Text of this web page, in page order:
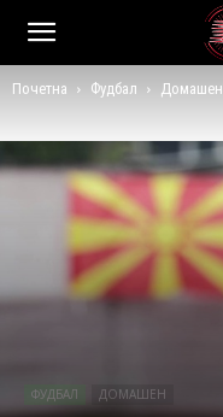
Почетна Фудбал Домашен
ФУДБАЛ ДОМАШЕН